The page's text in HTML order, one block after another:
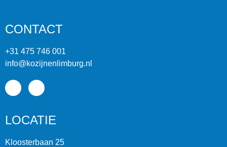
CONTACT
+31 475 746 001
info@kozijnenlimburg.nl
LOCATIE
Kloosterbaan 25